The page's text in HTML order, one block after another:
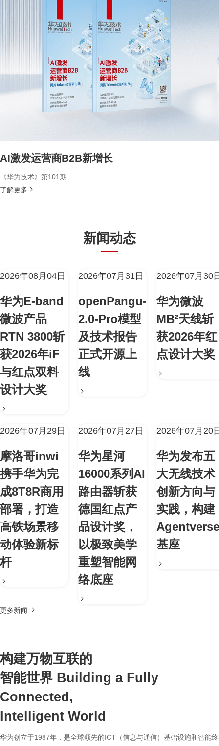
AI激发运营商B2B新增长
《华为技术》第101期
了解更多
新闻动态
2026年08月04日
华为E-band
微波产品
RTN 3800斩
获2026年iF
与红点双料
设计大奖
2026年07月31日
openPangu-
2.0-Pro模型
及技术报告
正式开源上
线
2026年07月30
华为微波
MB²天线斩
获2026年红
点设计大奖
2026年07月29日
摩洛哥inwi
携手华为完
成8T8R商用
部署，打造
高铁场景移
动体验新标
杆
2026年07月27日
华为星河
16000系列AI
路由器斩获
德国红点产
品设计奖，
以极致美学
重塑智能网
络底座
2026年07月20
华为发布五
大无线技术
创新方向与
实践，构建
Agentverse
基座
更多新闻
构建万物互联的
智能世界 Building a Fully
Connected,
Intelligent World
华为创立于1987年，是全球领先的ICT（信息与通信）基础设施和智能终